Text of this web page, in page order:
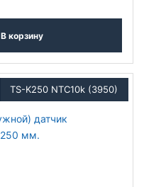
В корзину
TS-K250 NTC10k (3950)